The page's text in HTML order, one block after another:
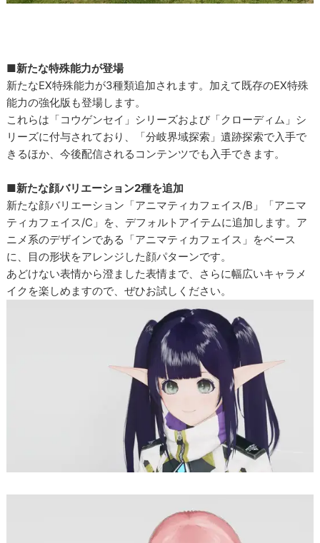
■新たな特殊能力が登場
新たなEX特殊能力が3種類追加されます。加えて既存のEX特殊
能力の強化版も登場します。
これらは「コウゲンセイ」シリーズおよび「クローディム」シ
リーズに付与されており、「分岐界域探索」遺跡探索で入手で
きるほか、今後配信されるコンテンツでも入手できます。
■新たな顔バリエーション2種を追加
新たな顔バリエーション「アニマティカフェイス/B」「アニマ
ティカフェイス/C」を、デフォルトアイテムに追加します。ア
ニメ系のデザインである「アニマティカフェイス」をベース
に、目の形状をアレンジした顔パターンです。
あどけない表情から澄ました表情まで、さらに幅広いキャラメ
イクを楽しめますので、ぜひお試しください。